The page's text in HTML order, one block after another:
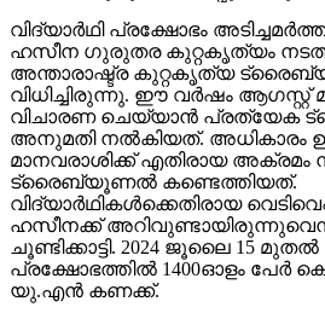
വിദ്യാര്‍ഥി പ്രക്ഷോഭം
ഹസീന ഗുരുതര കുറ്റകൃത്യം
അന്താരാഷ്ട്ര കുറ്റകൃത്യ
വിധിച്ചിരുന്നു. ഈ വര്‍ഷം
വിചാരണ ചെയ്യാന്‍
അനുമതി നല്‍കിയത്. അധികാരം
മാനവരാശിക്ക് എതിരായ അക്രമം
ട്രൈബ്യൂണല്‍ കണ്ടെത്തിയത്.
വിദ്യാര്‍ഥികള്‍ക്കെതിരായ
ഹസീനക്ക്
ചൂണ്ടിക്കാട്ടി. 2024 ജൂലൈ 15
പ്രക്ഷോഭത്തില്‍ 1400ഓളം പേര്‍
യു.എന്‍ കണക്ക്.